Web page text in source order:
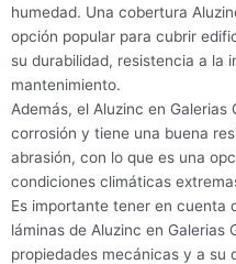
humedad. Una cobertura
opción popular para cubrir
su durabilidad, resistencia a la
mantenimiento.
Además, el Aluzinc en Galerias
corrosión y tiene una buena
abrasión, con lo que es una
condiciones climáticas
Es importante tener en cuenta
láminas de Aluzinc en Galerias
propiedades mecánicas y a su